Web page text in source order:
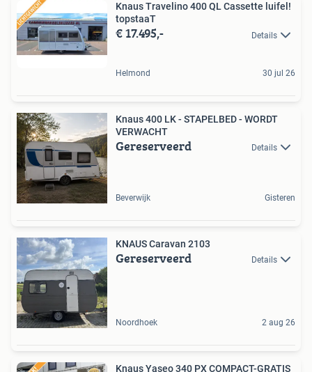
Knaus Travelino 400 QL Cassette luifel!
topstaaT
€ 17.495,- Details
Helmond 30 jul 26
Knaus 400 LK - STAPELBED - WORDT
VERWACHT
Gereserveerd Details
Beverwijk Gisteren
KNAUS Caravan 2103
Gereserveerd Details
Noordhoek 2 aug 26
Knaus Yaseo 340 PX COMPACT-GRATIS